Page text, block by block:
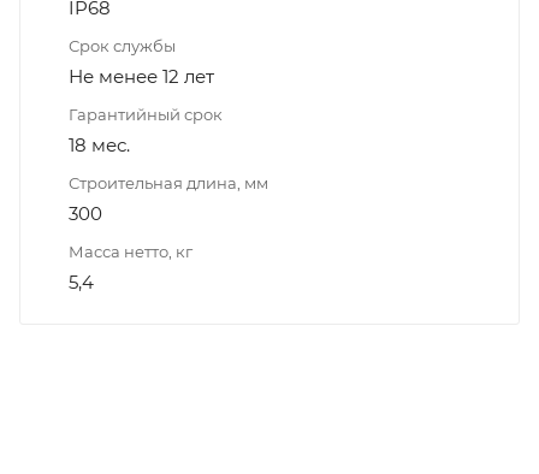
IP68
Срок службы
Не менее 12 лет
Гарантийный срок
18 мес.
Строительная длина, мм
300
Масса нетто, кг
5,4